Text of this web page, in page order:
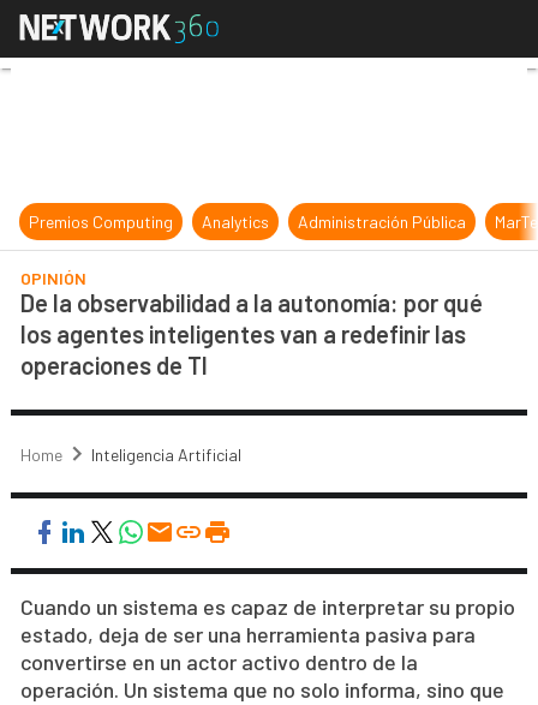
De la observabilidad a la
Premios Computing Analytics Administración Pública
OPINIÓN
De la observabilidad a la autonomía: por qué
los agentes inteligentes van a redefinir las
operaciones de TI
Home Inteligencia Artificial
Cuando un sistema es capaz de interpretar su propio
estado, deja de ser una herramienta pasiva para
convertirse en un actor activo dentro de la
operación. Un sistema que no solo informa, sino que